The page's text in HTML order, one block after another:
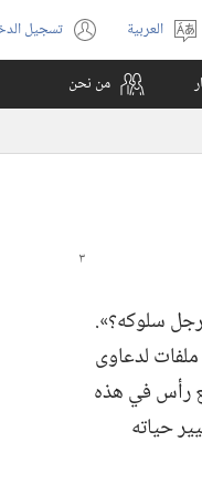
اختر
اللغة
العربية تسجيل(يفتح
نافذة
من نحن
سلوكه؟‏».‏
لدعاوى
رأس في هذه
حياته